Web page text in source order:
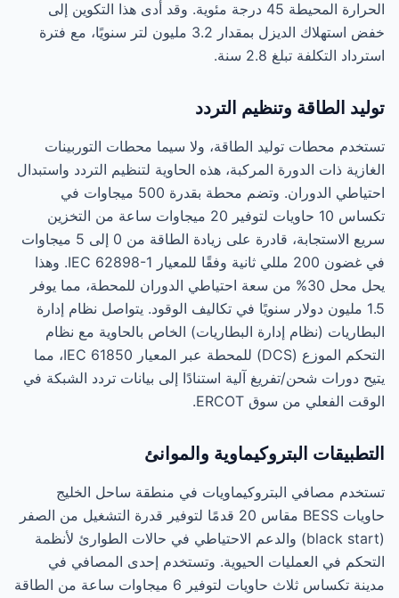
الحرارة المحيطة 45 درجة مئوية. وقد أدى هذا التكوين إلى
خفض استهلاك الديزل بمقدار 3.2 مليون لتر سنويًا، مع فترة
استرداد التكلفة تبلغ 2.8 سنة.
توليد الطاقة وتنظيم التردد
تستخدم محطات توليد الطاقة، ولا سيما محطات التوربينات
الغازية ذات الدورة المركبة، هذه الحاوية لتنظيم التردد واستبدال
احتياطي الدوران. وتضم محطة بقدرة 500 ميجاوات في
تكساس 10 حاويات لتوفير 20 ميجاوات ساعة من التخزين
سريع الاستجابة، قادرة على زيادة الطاقة من 0 إلى 5 ميجاوات
في غضون 200 مللي ثانية وفقًا للمعيار IEC 62898-1. وهذا
يحل محل 30% من سعة احتياطي الدوران للمحطة، مما يوفر
1.5 مليون دولار سنويًا في تكاليف الوقود. يتواصل نظام إدارة
البطاريات (نظام إدارة البطاريات) الخاص بالحاوية مع نظام
التحكم الموزع (DCS) للمحطة عبر المعيار IEC 61850، مما
يتيح دورات شحن/تفريغ آلية استنادًا إلى بيانات تردد الشبكة في
الوقت الفعلي من سوق ERCOT.
التطبيقات البتروكيماوية والموانئ
تستخدم مصافي البتروكيماويات في منطقة ساحل الخليج
حاويات BESS مقاس 20 قدمًا لتوفير قدرة التشغيل من الصفر
(black start) والدعم الاحتياطي في حالات الطوارئ لأنظمة
التحكم في العمليات الحيوية. وتستخدم إحدى المصافي في
مدينة تكساس ثلاث حاويات لتوفير 6 ميجاوات ساعة من الطاقة